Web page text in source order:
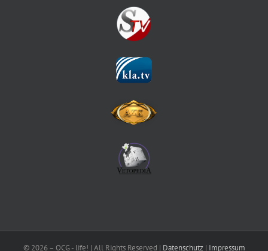
© 2026 – OCG - life! | All Rights Reserved | Datenschutz| Impressum